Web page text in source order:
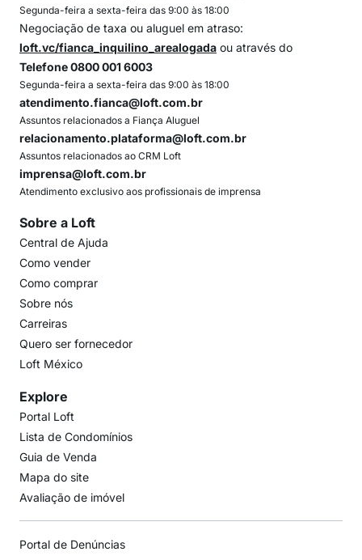
Segunda-feira a sexta-feira das 9:00 às 18:00
Negociação de taxa ou aluguel em atraso:
loft.vc/fianca_inquilino_arealogada ou através do
Telefone 0800 001 6003
Segunda-feira a sexta-feira das 9:00 às 18:00
atendimento.fianca@loft.com.br
Assuntos relacionados a Fiança Aluguel
relacionamento.plataforma@loft.com.br
Assuntos relacionados ao CRM Loft
imprensa@loft.com.br
Atendimento exclusivo aos profissionais de imprensa
Sobre a Loft
Central de Ajuda
Como vender
Como comprar
Sobre nós
Carreiras
Quero ser fornecedor
Loft México
Explore
Portal Loft
Lista de Condomínios
Guia de Venda
Mapa do site
Avaliação de imóvel
Portal de Denúncias